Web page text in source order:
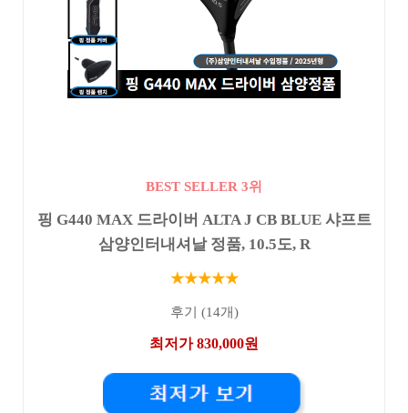
BEST SELLER 3위
핑 G440 MAX 드라이버 ALTA J CB BLUE 샤프트
삼양인터내셔날 정품, 10.5도, R
★★★★★
후기 (14개)
최저가 830,000원